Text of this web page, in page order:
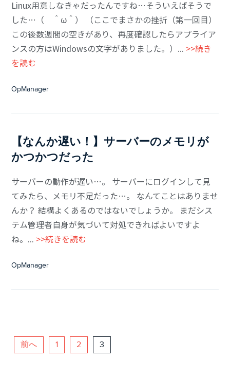
Linux用意しなきゃだったんですね…そういえばそうで
した…（ ＾ω＾） （ここでまさかの挫折（第一回目）
この後数週間の空きがあり、再度確認したらアプライア
ンスの方はWindowsの文字がありました。）... >>続き
を読む
OpManager
【なんか遅い！】サーバーのメモリが
かつかつだった
サーバーの動作が遅い…。 サーバーにログインして見
てみたら、メモリ不足だった…。 なんてことはありませ
んか？ 結構よくあるのではないでしょうか。 まだシス
テム管理者自身が気づいて対処できればよいですよ
ね。... >>続きを読む
OpManager
前へ 1 2 3